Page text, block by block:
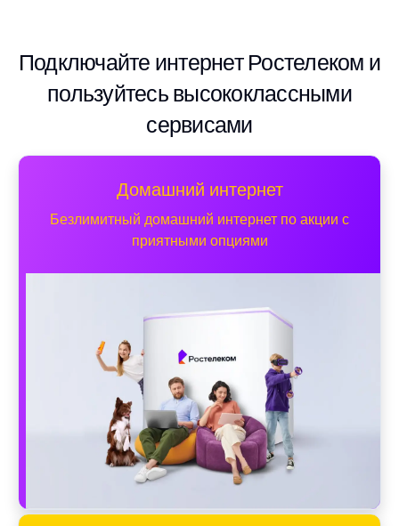
Подключайте интернет Ростелеком и
пользуйтесь высококлассными
сервисами
Домашний интернет
Безлимитный домашний интернет по акции с
приятными опциями